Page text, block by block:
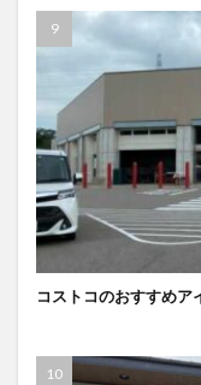
コストコのおすすめア